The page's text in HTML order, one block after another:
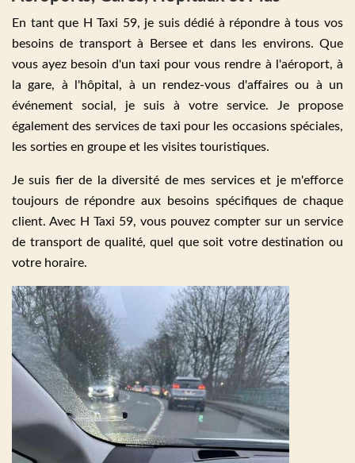
En tant que H Taxi 59, je suis dédié à répondre à tous vos
besoins de transport à Bersee et dans les environs. Que
vous ayez besoin d'un taxi pour vous rendre à l'aéroport, à
la gare, à l'hôpital, à un rendez-vous d'affaires ou à un
événement social, je suis à votre service. Je propose
également des services de taxi pour les occasions spéciales,
les sorties en groupe et les visites touristiques.
Je suis fier de la diversité de mes services et je m'efforce
toujours de répondre aux besoins spécifiques de chaque
client. Avec H Taxi 59, vous pouvez compter sur un service
de transport de qualité, quel que soit votre destination ou
votre horaire.